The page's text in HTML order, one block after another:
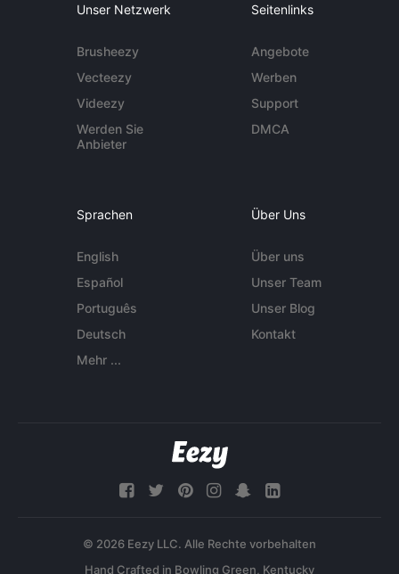
Unser Netzwerk
Brusheezy
Vecteezy
Videezy
Werden Sie
Anbieter
Seitenlinks
Angebote
Werben
Support
DMCA
Sprachen
English
Español
Português
Deutsch
Mehr ...
Über Uns
Über uns
Unser Team
Unser Blog
Kontakt
© 2026 Eezy LLC. Alle Rechte vorbehalten